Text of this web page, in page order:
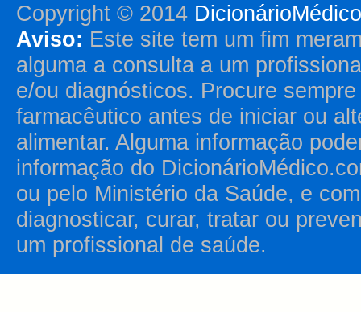
Copyright © 2014
Aviso: Este site tem um fim
alguma a consulta a um
e/ou diagnósticos. Procure
farmacêutico antes de iniciar ou
alimentar. Alguma informação
informação do
ou pelo Ministério da Saúde, e
diagnosticar, curar, tratar ou
um profissional de saúde.